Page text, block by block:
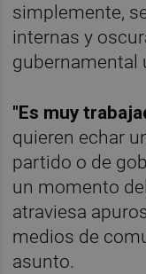
simplemente,
internas y
gubernamental
"Es muy
quieren echar
partido o de
un momento
atraviesa
medios de
asunto.